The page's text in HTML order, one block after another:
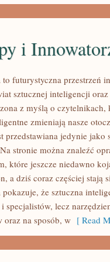
i
futurystyczna przestrzeń
sztucznej inteligencji
z myślą o
zmieniają nasze
przedstawiana jedynie
stronie można znaleźć
które jeszcze niedawno
a dziś coraz częściej stają
że sztuczna
specjalistów, lecz
oraz na sposób, w [ Read